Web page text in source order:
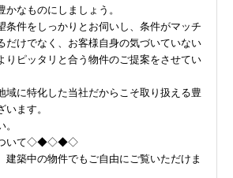
なものにしましょう。
条件をしっかりとお伺いし、条件がマッチ
だけでなく、お客様自身の気づいていない
りピッタリと合う物件のご提案をさせてい
域に特化した当社だからこそ取り扱える豊
ます。
いて◇◆◇◆◇
建築中の物件でもご自由にご覧いただけま